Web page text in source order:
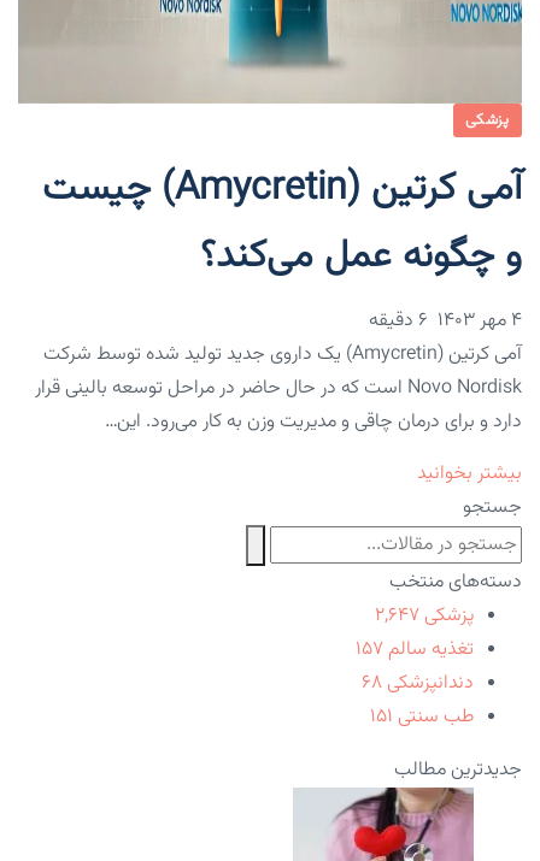
پزشکی
آمی کرتین (Amycretin) چیست
و چگونه عمل می‌کند؟
۴ مهر ۱۴۰۳
آمی کرتین (Amycretin) یک داروی جدید تولید شده توسط شرکت
Novo Nordisk است که در حال حاضر در مراحل توسعه بالینی قرار
دارد و برای درمان چاقی و مدیریت وزن به کار می‌رود. این…
بیشتر بخوانید
جستجو
دسته‌های منتخب
پزشکی ۲,۶۴۷
تغذیه سالم ۱۵۷
دندانپزشکی ۶۸
طب سنتی ۱۵۱
جدیدترین مطالب